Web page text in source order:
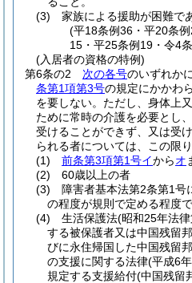
(3)
家族による援助が困難で
(平18条例36・平20条
15・平25条例19・令4
(入居者の資格の特例)
第6条の2
次の各号のいずれか
条第1項第3号の規定にかかわ
を要しない。 ただし、身体上
ために常時の介護を必要とし
受けることができず、又は受
られる者については、この限り
(1)
前条第3項第1号イからオ
(2)
60歳以上の者
(3)
障害者基本法第2条第1号
の程度が規則で定める程度
(4)
生活保護法(昭和25年法
する被保護者又は中国残留
びに永住帰国した中国残留
の支援に関する法律(平成6
規定する支援給付(中国残留